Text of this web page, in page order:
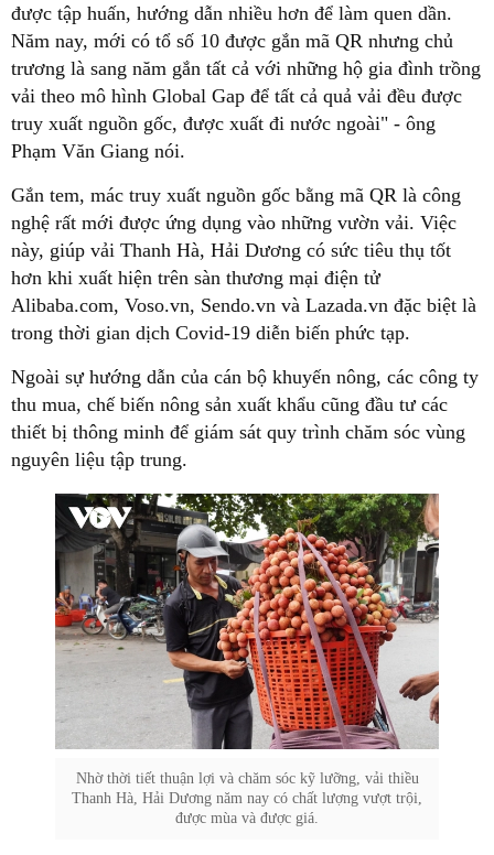
được tập huấn, hướng dẫn nhiều hơn để làm quen dần.
Năm nay, mới có tổ số 10 được gắn mã QR nhưng chủ
trương là sang năm gắn tất cả với những hộ gia đình trồng
vải theo mô hình Global Gap để tất cả quả vải đều được
truy xuất nguồn gốc, được xuất đi nước ngoài" - ông
Phạm Văn Giang nói.
Gắn tem, mác truy xuất nguồn gốc bằng mã QR là công
nghệ rất mới được ứng dụng vào những vườn vải. Việc
này, giúp vải Thanh Hà, Hải Dương có sức tiêu thụ tốt
hơn khi xuất hiện trên sàn thương mại điện tử
Alibaba.com, Voso.vn, Sendo.vn và Lazada.vn đặc biệt là
trong thời gian dịch Covid-19 diễn biến phức tạp.
Ngoài sự hướng dẫn của cán bộ khuyến nông, các công ty
thu mua, chế biến nông sản xuất khẩu cũng đầu tư các
thiết bị thông minh để giám sát quy trình chăm sóc vùng
nguyên liệu tập trung.
Nhờ thời tiết thuận lợi và chăm sóc kỹ lưỡng, vải thiều
Thanh Hà, Hải Dương năm nay có chất lượng vượt trội,
được mùa và được giá.